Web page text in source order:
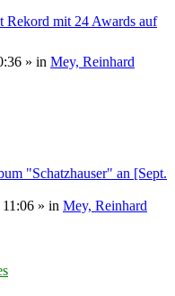
Rekord mit 24 Awards auf
» in Mey, Reinhard
"Schatzhauser" an [Sept.
» in Mey, Reinhard